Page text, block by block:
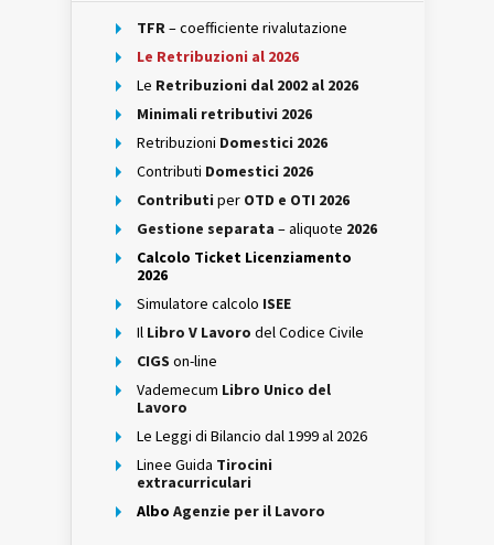
TFR– coefficiente rivalutazione
Le Retribuzioni al 2026
Le Retribuzioni dal 2002 al 2026
Minimali retributivi 2026
Retribuzioni Domestici 2026
Contributi Domestici 2026
Contributi per OTD e OTI 2026
Gestione separata – aliquote 2026
Calcolo Ticket Licenziamento
2026
Simulatore calcolo ISEE
Il Libro V Lavoro del Codice Civile
CIGS on-line
Vademecum Libro Unico del
Lavoro
Le Leggi di Bilancio dal 1999 al 2026
Linee Guida Tirocini
extracurriculari
Albo Agenzie per il Lavoro